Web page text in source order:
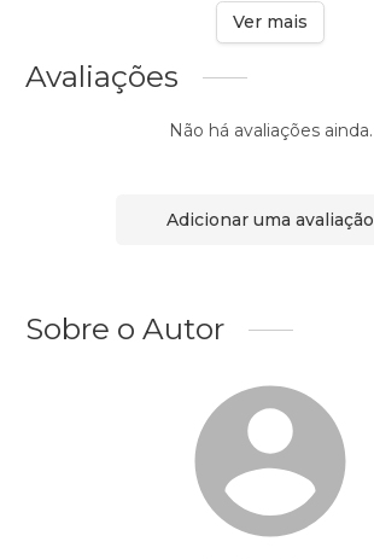
Ver mais
Avaliações
Não há avaliações ainda.
Adicionar uma avaliação
Sobre o Autor